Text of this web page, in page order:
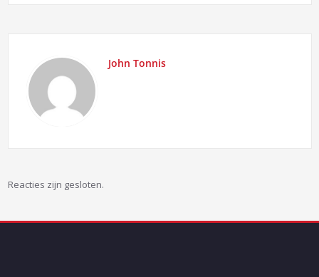
John Tonnis
Reacties zijn gesloten.